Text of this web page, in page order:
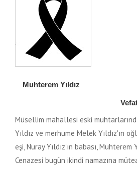
Muhterem Yıldız
Müsellim mahallesi eski
Yıldız ve merhume Melek Yıldız'ın
eşi, Nuray Yıldız'ın babası,
Cenazesi bugün ikindi namazına